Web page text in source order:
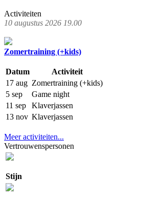
Activiteiten
10 augustus 2026 19.00
Zomertraining (+kids)
Datum
Activiteit
17 aug Zomertraining (+kids)
5 sep
Game night
11 sep
Klaverjassen
13 nov Klaverjassen
Meer activiteiten...
Vertrouwenspersonen
Stijn